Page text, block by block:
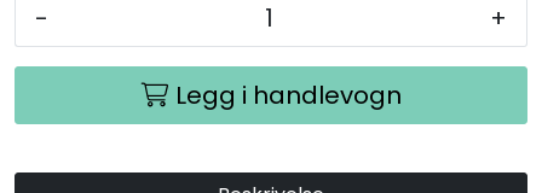
- +
Legg i handlevogn